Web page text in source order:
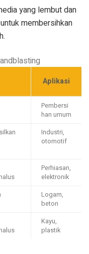
yang lembut dan
membersihkan
Aplikasi
Pembersi
han umum
Industri,
otomotif
Perhiasan,
elektronik
Logam,
beton
Kayu,
plastik